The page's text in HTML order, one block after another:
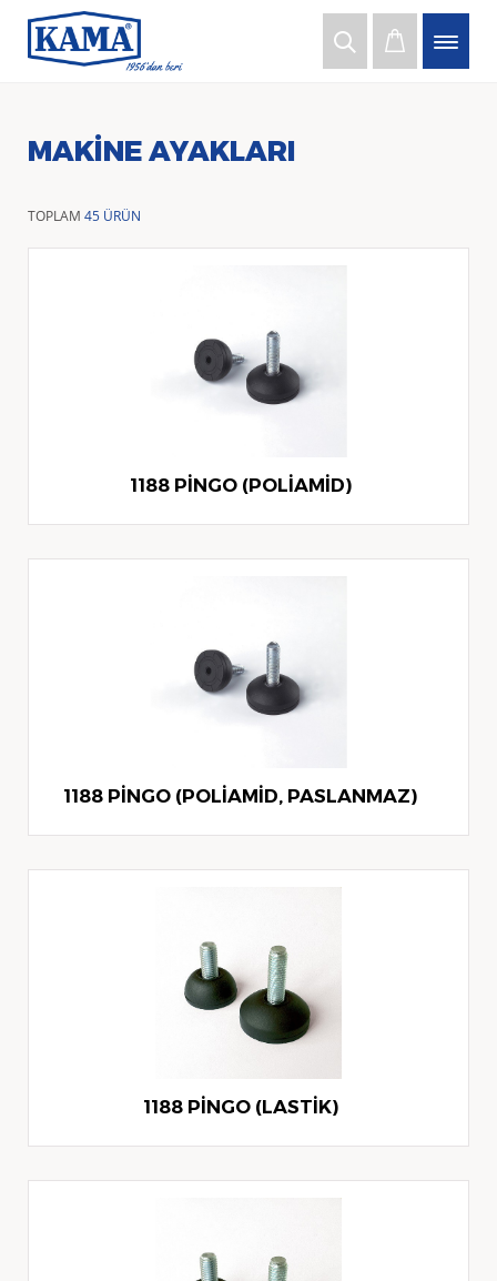
MAKINE AYAKLARI
TOPLAM 45 ÜRÜN
1188 PİNGO (POLİAMİD)
1188 PİNGO (POLİAMİD, PASLANMAZ)
1188 PİNGO (LASTİK)